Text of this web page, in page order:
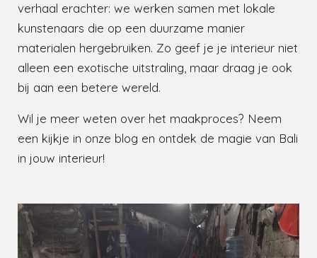
verhaal erachter: we werken samen met lokale
kunstenaars die op een duurzame manier
materialen hergebruiken. Zo geef je je interieur niet
alleen een exotische uitstraling, maar draag je ook
bij aan een betere wereld.
Wil je meer weten over het maakproces? Neem
een kijkje in onze blog en ontdek de magie van Bali
in jouw interieur!